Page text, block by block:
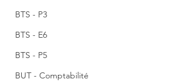
BTS - P3
BTS - E6
BTS - P5
BUT - Comptabilité